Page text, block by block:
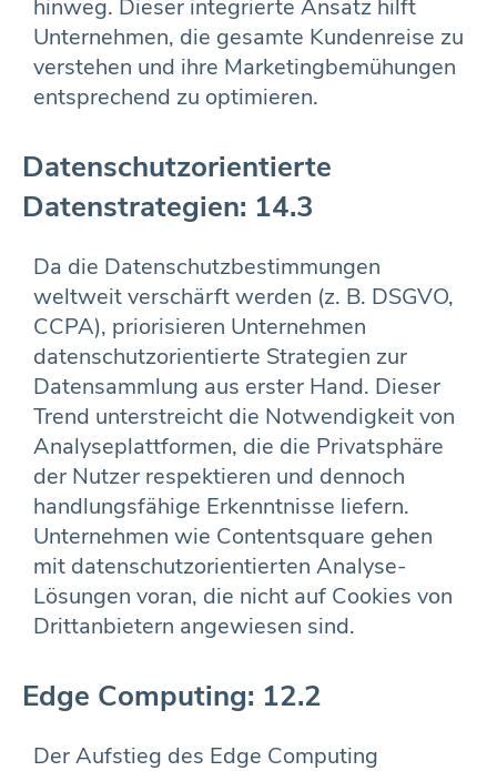
hinweg. Dieser integrierte Ansatz hilft
Unternehmen, die gesamte Kundenreise zu
verstehen und ihre Marketingbemühungen
entsprechend zu optimieren.
Datenschutzorientierte
Datenstrategien: 14.3
Da die Datenschutzbestimmungen
weltweit verschärft werden (z. B. DSGVO,
CCPA), priorisieren Unternehmen
datenschutzorientierte Strategien zur
Datensammlung aus erster Hand. Dieser
Trend unterstreicht die Notwendigkeit von
Analyseplattformen, die die Privatsphäre
der Nutzer respektieren und dennoch
handlungsfähige Erkenntnisse liefern.
Unternehmen wie Contentsquare gehen
mit datenschutzorientierten Analyse-
Lösungen voran, die nicht auf Cookies von
Drittanbietern angewiesen sind.
Edge Computing: 12.2
Der Aufstieg des Edge Computing